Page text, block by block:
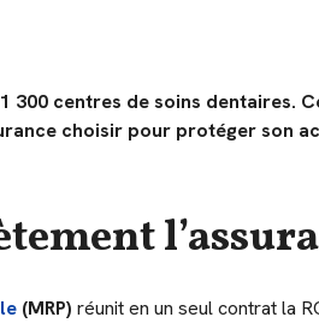
300 centres de soins
choisir pour protéger son
(MRP) réunit en un seul contrat la